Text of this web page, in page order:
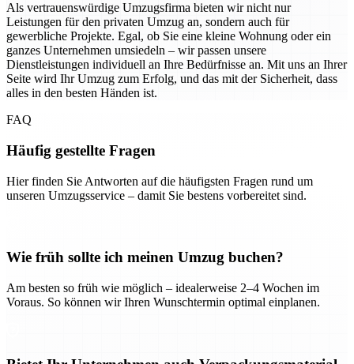
Als vertrauenswürdige Umzugsfirma bieten wir nicht nur
Leistungen für den privaten Umzug an, sondern auch für
gewerbliche Projekte. Egal, ob Sie eine kleine Wohnung oder ein
ganzes Unternehmen umsiedeln – wir passen unsere
Dienstleistungen individuell an Ihre Bedürfnisse an. Mit uns an Ihrer
Seite wird Ihr Umzug zum Erfolg, und das mit der Sicherheit, dass
alles in den besten Händen ist.
FAQ
Häufig gestellte Fragen
Hier finden Sie Antworten auf die häufigsten Fragen rund um
unseren Umzugsservice – damit Sie bestens vorbereitet sind.
Wie früh sollte ich meinen Umzug buchen?
Am besten so früh wie möglich – idealerweise 2–4 Wochen im
Voraus. So können wir Ihren Wunschtermin optimal einplanen.